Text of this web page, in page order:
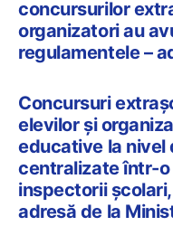
concursurilor
organizatori au
regulamentele –
Concursuri
elevilor și
educative la nivel
centralizate într-o
inspectorii
adresă de la